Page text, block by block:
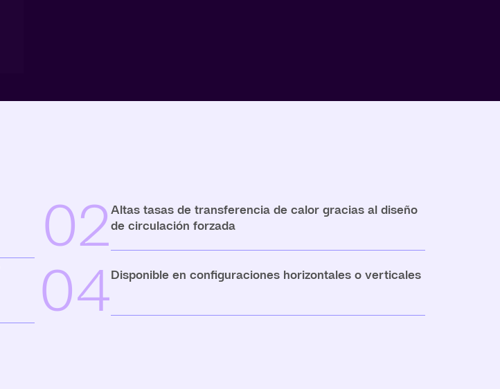
02Altas tasas de transferencia de calor gracias al diseño
de circulación forzada
04Disponible en configuraciones horizontales o verticales